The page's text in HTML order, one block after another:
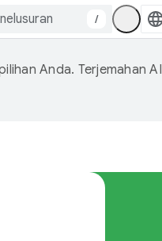
/
Anda. Terjemahan AI